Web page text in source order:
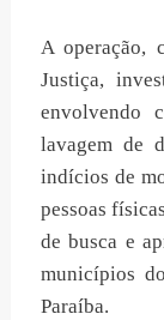
A operação,
Justiça,
envolvendo
lavagem de
indícios de
pessoas
de busca e
municípios
Paraíba.